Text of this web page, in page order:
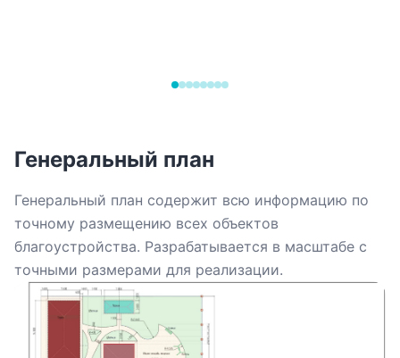
Генеральный план
Генеральный план содержит всю информацию по
точному размещению всех объектов
благоустройства. Разрабатывается в масштабе с
точными размерами для реализации.